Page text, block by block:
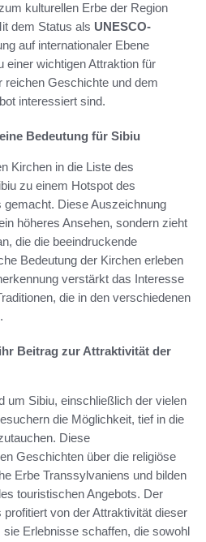
kulturellen Erbe der Region
dem Status als UNESCO-
auf internationaler Ebene
einer wichtigen Attraktion für
reichen Geschichte und dem
interessiert sind.
Bedeutung für Sibiu
Kirchen in die Liste des
zu einem Hotspot des
gemacht. Diese Auszeichnung
höheres Ansehen, sondern zieht
die die beeindruckende
Bedeutung der Kirchen erleben
verstärkt das Interesse
die in den verschiedenen
Beitrag zur Attraktivität der
um Sibiu, einschließlich der vielen
die Möglichkeit, tief in die
Diese
Geschichten über die religiöse
Erbe Transsylvaniens und bilden
touristischen Angebots. Der
profitiert von der Attraktivität dieser
Erlebnisse schaffen, die sowohl